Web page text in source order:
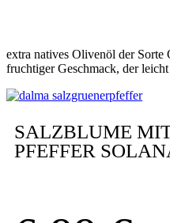
extra natives Olivenöl der
fruchtiger Geschmack, der
SALZBLUME
PFEFFER